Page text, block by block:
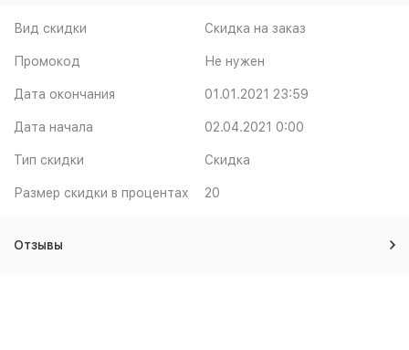
Вид скидки Скидка на заказ
Промокод Не нужен
Дата окончания 01.01.2021 23:59
Дата начала 02.04.2021 0:00
Тип скидки Скидка
Размер скидки в процентах 20
Отзывы